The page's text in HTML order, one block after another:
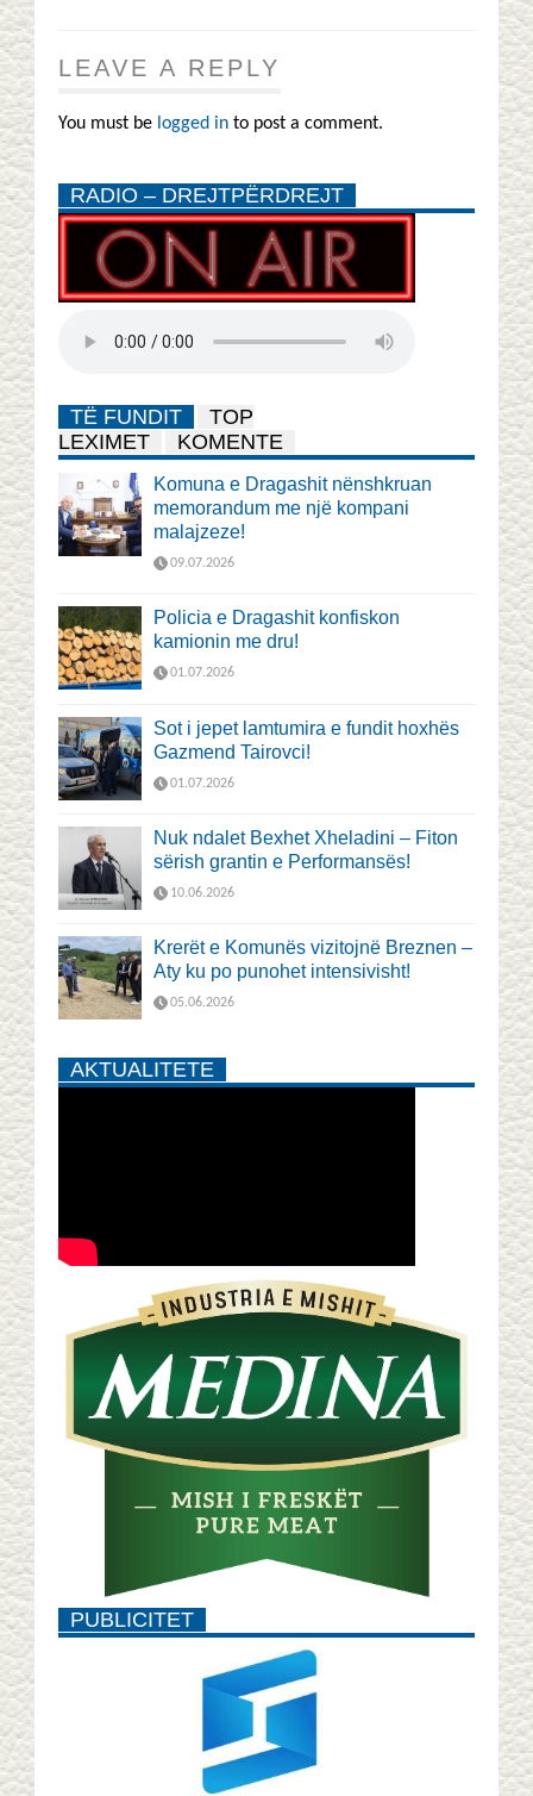
LEAVE A REPLY
You must be logged in to post a comment.
RADIO – DREJTPËRDREJT
TË FUNDIT
TOP
LEXIMET
KOMENTE
Komuna e Dragashit nënshkruan
memorandum me një kompani
malajzeze!
09.07.2026
Policia e Dragashit konfiskon
kamionin me dru!
01.07.2026
Sot i jepet lamtumira e fundit hoxhës
Gazmend Tairovci!
01.07.2026
Nuk ndalet Bexhet Xheladini – Fiton
sërish grantin e Performansës!
10.06.2026
Krerët e Komunës vizitojnë Breznen –
Aty ku po punohet intensivisht!
05.06.2026
AKTUALITETE
PUBLICITET